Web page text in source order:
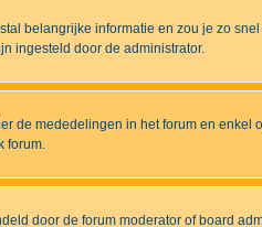
belangrijke informatie en zou je zo
ingesteld door de administrator.
de mededelingen in het forum en
forum.
door de forum moderator of board